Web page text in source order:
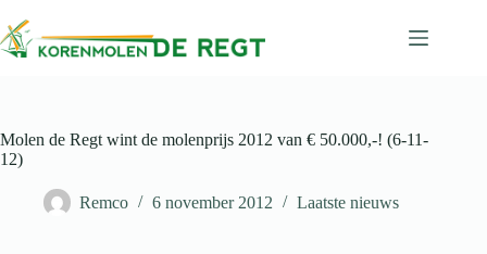
naar
de
Molen de Regt wint de molenprijs 2012 van € 50.000,-! (6-11-
12)
Remco 6 november 2012 Laatste nieuws